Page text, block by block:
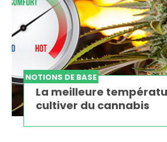
NOTIONS DE BASE
La meilleure
cultiver du cannabis